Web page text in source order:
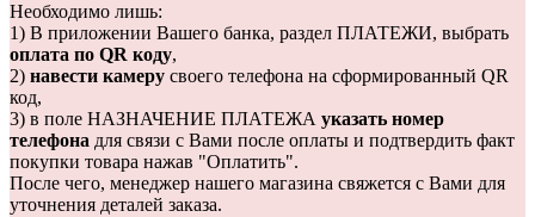
Необходимо лишь:
1) В приложении Вашего банка, раздел ПЛАТЕЖИ, выбрать
оплата по QR коду,
2) навести камеру своего телефона на сформированный QR
код,
3) в поле НАЗНАЧЕНИЕ ПЛАТЕЖА указать номер
телефона для связи с Вами после оплаты и подтвердить факт
покупки товара нажав "Оплатить".
После чего, менеджер нашего магазина свяжется с Вами для
уточнения деталей заказа.